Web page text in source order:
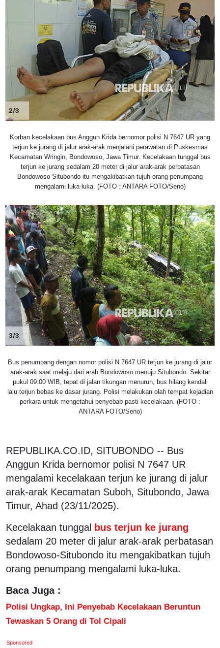
2/3
Korban kecelakaan bus Anggun Krida bernomor polisi N 7647 UR yang
terjun ke jurang di jalur arak-arak menjalani perawatan di Puskesmas
Kecamatan Wringin, Bondowoso, Jawa Timur. Kecelakaan tunggal bus
terjun ke jurang sedalam 20 meter di jalur arak-arak perbatasan
Bondowoso-Situbondo itu mengakibatkan tujuh orang penumpang
mengalami luka-luka. (FOTO : ANTARA FOTO/Seno)
3/3
Bus penumpang dengan nomor polisi N 7647 UR terjun ke jurang di jalur
arak-arak saat melaju dari arah Bondowoso menuju Situbondo. Sekitar
pukul 09:00 WIB, tepat di jalan tikungan menurun, bus hilang kendali
lalu terjun bebas ke dasar jurang. Polisi melakukan olah tempat kejadian
perkara untuk mengetahui penyebab pasti kecelakaan. (FOTO :
ANTARA FOTO/Seno)
REPUBLIKA.CO.ID, SITUBONDO -- Bus
Anggun Krida bernomor polisi N 7647 UR
mengalami kecelakaan terjun ke jurang di jalur
arak-arak Kecamatan Suboh, Situbondo, Jawa
Timur, Ahad (23/11/2025).
Kecelakaan tunggal
bus terjun ke jurang
sedalam 20 meter di jalur arak-arak perbatasan
Bondowoso-Situbondo itu mengakibatkan tujuh
orang penumpang mengalami luka-luka.
Baca Juga :
Polisi Ungkap, Ini Penyebab Kecelakaan Beruntun
Tewaskan 5 Orang di Tol Cipali
Sponsored